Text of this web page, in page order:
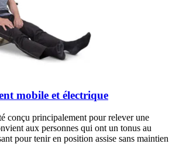
mobile et électrique
conçu principalement pour relever une
aux personnes qui ont un tonus au
pour tenir en position assise sans maintien